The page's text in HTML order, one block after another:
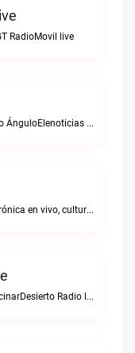
RadioMovil live
La Noticia Vista Desde Otro ÁnguloElenoticias live
Online Radio, música electrónica en vivo, cultura electrónica, Top 10 semanal, videos, descargasTronicaFM live
La música que te hace alucinarDesierto Radio live